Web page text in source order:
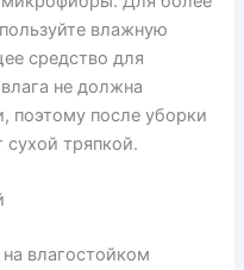
влажную
средство для
не должна
поэтому после уборки
сухой тряпкой.
влагостойком